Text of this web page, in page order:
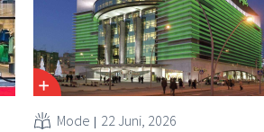
Mode 22 Juni, 2026